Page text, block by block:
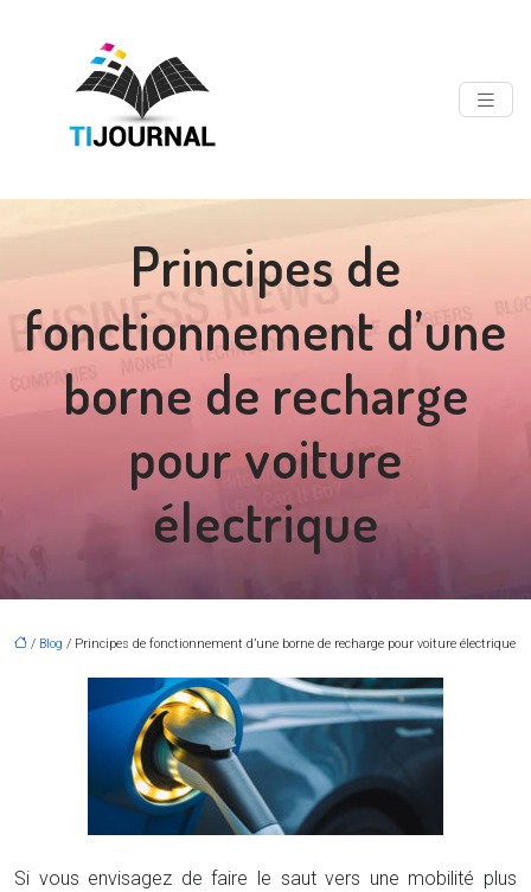
Principes de
fonctionnement d’une
borne de recharge
pour voiture
électrique
/ Blog / Principes de fonctionnement d’une borne de recharge pour voiture électrique
Si vous envisagez de faire le saut vers une mobilité plus